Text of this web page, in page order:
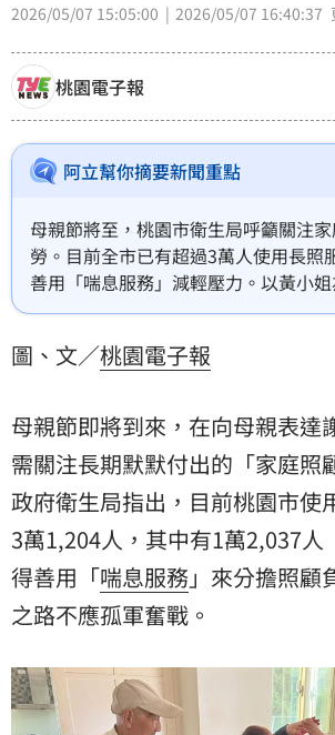
2026/05/07 15:05:00 2026/05/07 16:40:37
桃園電子報
阿立幫你摘要新聞重點
母親節將至，桃園市衛生局呼籲關注
勞。目前全市已有超過3萬人使用長照
善用「喘息服務」減輕壓力。以黃小
員到宅協助，讓身兼人母與職業婦女
有外籍看護者亦可搭配短期替代照顧。
顧者找回生活空間。
圖、文／桃園電子報
母親節即將到來，在向母親表達
需關注長期默默付出的「家庭照
政府衛生局指出，目前桃園市使
3萬1,204人，其中有1萬2,037人
得善用「喘息服務 」來分擔照顧
之路不應孤軍奮戰。